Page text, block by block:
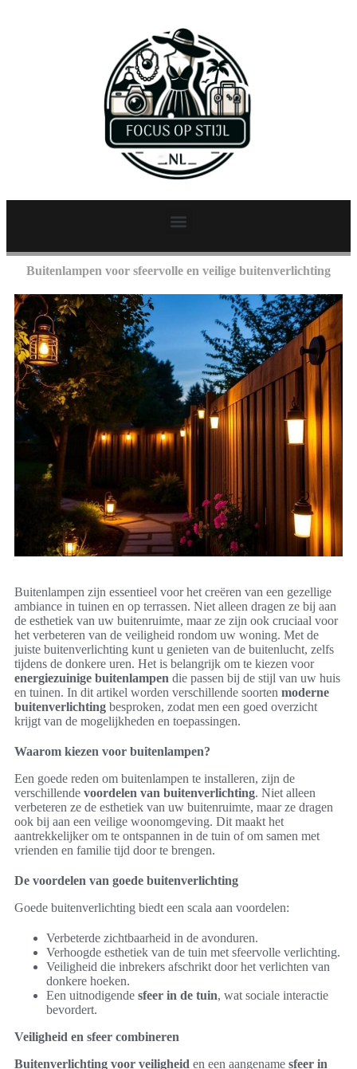
Buitenlampen voor sfeervolle en veilige buitenverlichting
Buitenlampen zijn essentieel voor het creëren van een gezellige
ambiance in tuinen en op terrassen. Niet alleen dragen ze bij aan
de esthetiek van uw buitenruimte, maar ze zijn ook cruciaal voor
het verbeteren van de veiligheid rondom uw woning. Met de
juiste buitenverlichting kunt u genieten van de buitenlucht, zelfs
tijdens de donkere uren. Het is belangrijk om te kiezen voor
energiezuinige buitenlampen die passen bij de stijl van uw huis
en tuinen. In dit artikel worden verschillende soorten moderne
buitenverlichting besproken, zodat men een goed overzicht
krijgt van de mogelijkheden en toepassingen.
Waarom kiezen voor buitenlampen?
Een goede reden om buitenlampen te installeren, zijn de
verschillende voordelen van buitenverlichting. Niet alleen
verbeteren ze de esthetiek van uw buitenruimte, maar ze dragen
ook bij aan een veilige woonomgeving. Dit maakt het
aantrekkelijker om te ontspannen in de tuin of om samen met
vrienden en familie tijd door te brengen.
De voordelen van goede buitenverlichting
Goede buitenverlichting biedt een scala aan voordelen:
Verbeterde zichtbaarheid in de avonduren.
Verhoogde esthetiek van de tuin met sfeervolle verlichting.
Veiligheid die inbrekers afschrikt door het verlichten van
donkere hoeken.
Een uitnodigende sfeer in de tuin, wat sociale interactie
bevordert.
Veiligheid en sfeer combineren
Buitenverlichting voor veiligheid en een aangename sfeer in